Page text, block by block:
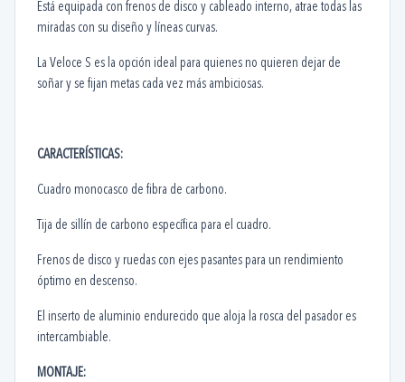
Está equipada con frenos de disco y cableado interno, atrae todas las
miradas con su diseño y líneas curvas.
La Veloce S es la opción ideal para quienes no quieren dejar de
soñar y se fijan metas cada vez más ambiciosas.
CARACTERÍSTICAS:
Cuadro monocasco de fibra de carbono.
Tija de sillín de carbono específica para el cuadro.
Frenos de disco y ruedas con ejes pasantes para un rendimiento
óptimo en descenso.
El inserto de aluminio endurecido que aloja la rosca del pasador es
intercambiable.
MONTAJE: